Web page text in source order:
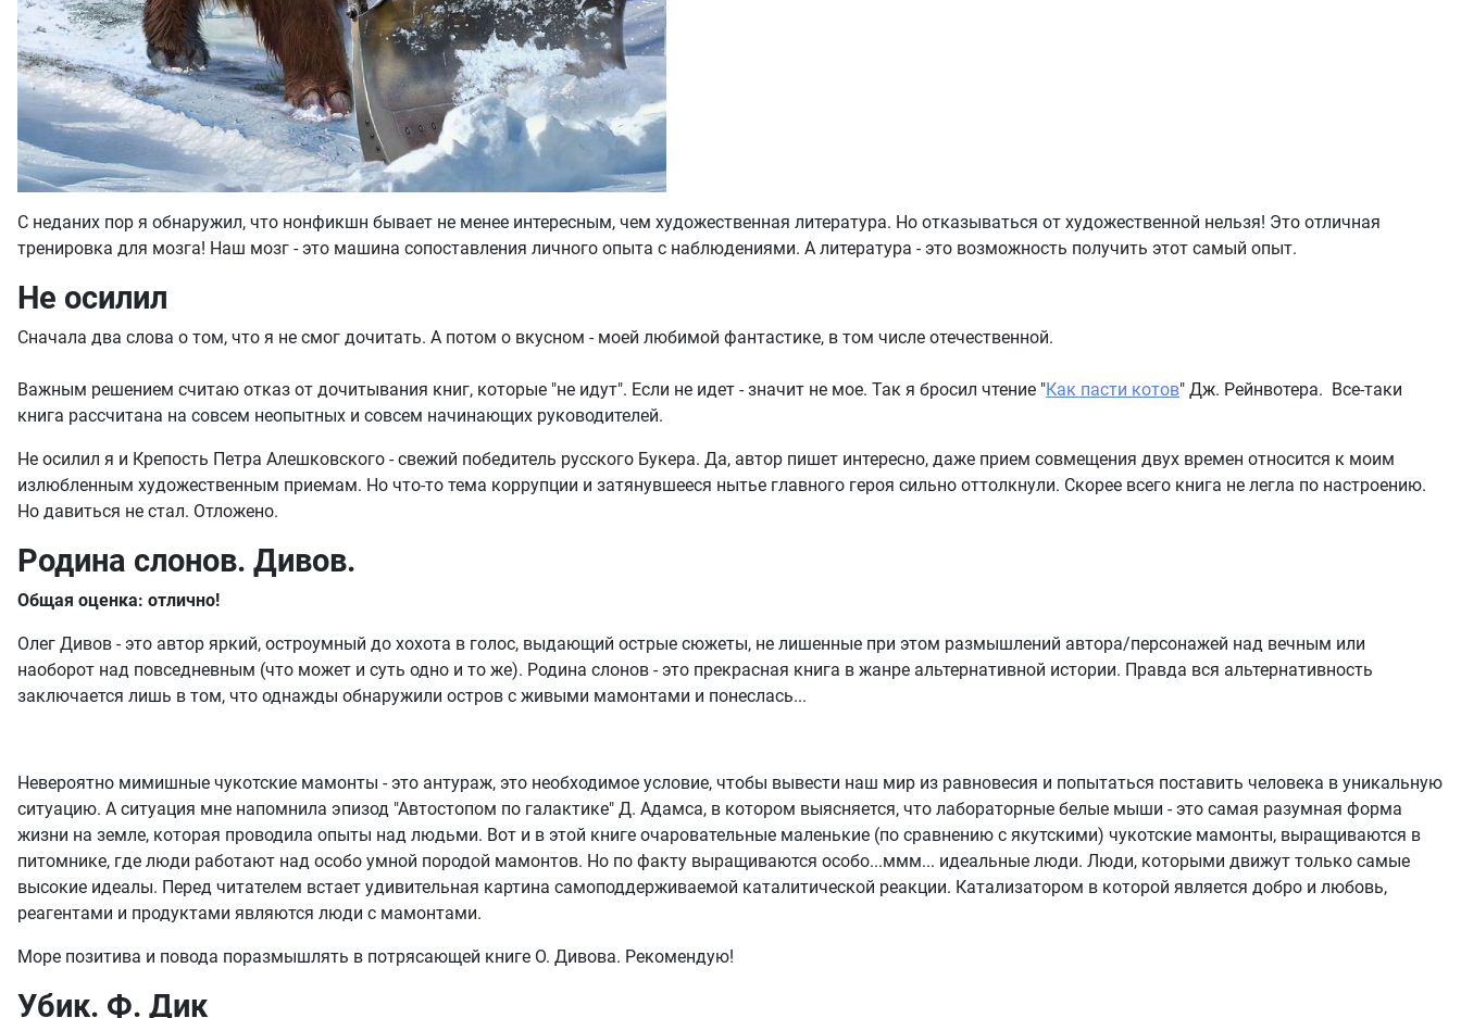
С неданих пор я обнаружил, что нонфикшн бывает не менее интересным, чем художественная литература. Но отказываться от художественной нельзя! Это отличная
тренировка для мозга! Наш мозг - это машина сопоставления личного опыта с наблюдениями. А литература - это возможность получить этот самый опыт.
Не осилил
Сначала два слова о том, что я не смог дочитать. А потом о вкусном - моей любимой фантастике, в том числе отечественной.
Важным решением считаю отказ от дочитывания книг, которые "не идут". Если не идет - значит не мое. Так я бросил чтение "Как пасти котов" Дж. Рейнвотера. Все-таки
книга рассчитана на совсем неопытных и совсем начинающих руководителей.
Не осилил я и Крепость Петра Алешковского - свежий победитель русского Букера. Да, автор пишет интересно, даже прием совмещения двух времен относится к моим
излюбленным художественным приемам. Но что-то тема коррупции и затянувшееся нытье главного героя сильно оттолкнули. Скорее всего книга не легла по настроению.
Но давиться не стал. Отложено.
Родина слонов. Дивов.
Общая оценка: отлично!
Олег Дивов - это автор яркий, остроумный до хохота в голос, выдающий острые сюжеты, не лишенные при этом размышлений автора/персонажей над вечным или
наоборот над повседневным (что может и суть одно и то же). Родина слонов - это прекрасная книга в жанре альтернативной истории. Правда вся альтернативность
заключается лишь в том, что однажды обнаружили остров с живыми мамонтами и понеслась...
Невероятно мимишные чукотские мамонты - это антураж, это необходимое условие, чтобы вывести наш мир из равновесия и попытаться поставить человека в уникальную
ситуацию. А ситуация мне напомнила эпизод "Автостопом по галактике" Д. Адамса, в котором выясняется, что лабораторные белые мыши - это самая разумная форма
жизни на земле, которая проводила опыты над людьми. Вот и в этой книге очаровательные маленькие (по сравнению с якутскими) чукотские мамонты, выращиваются в
питомнике, где люди работают над особо умной породой мамонтов. Но по факту выращиваются особо...ммм... идеальные люди. Люди, которыми движут только самые
высокие идеалы. Перед читателем встает удивительная картина самоподдерживаемой каталитической реакции. Катализатором в которой является добро и любовь,
реагентами и продуктами являются люди с мамонтами.
Море позитива и повода поразмышлять в потрясающей книге О. Дивова. Рекомендую!
Убик. Ф. Дик